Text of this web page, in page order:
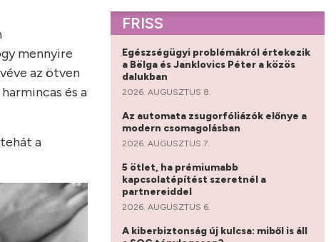
mennyire
az ötven
és a
a
FRISS
Egészségügyi problémákról értekezik
a Bëlga és Janklovics Péter a közös
dalukban
2026. AUGUSZTUS 8.
Az automata zsugorfóliázók előnye a
modern csomagolásban
2026. AUGUSZTUS 7.
5 ötlet, ha prémiumabb
kapcsolatépítést szeretnél a
partnereiddel
2026. AUGUSZTUS 6.
A kiberbiztonság új kulcsa: miből is áll